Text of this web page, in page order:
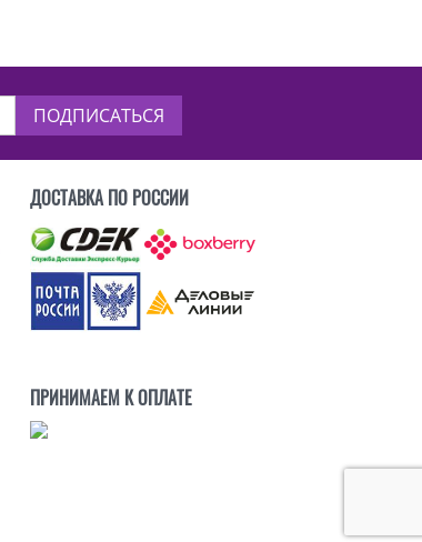
ПОДПИСАТЬСЯ
ДОСТАВКА ПО РОССИИ
ПРИНИМАЕМ К ОПЛАТЕ